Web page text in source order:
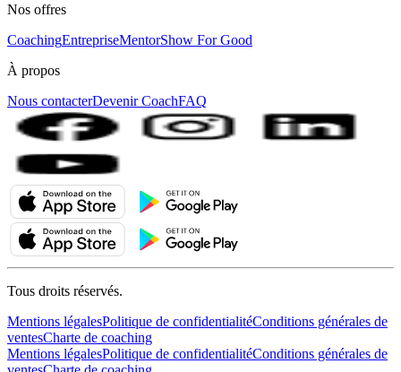
Nos offres
CoachingEntrepriseMentorShow For Good
À propos
Nous contacterDevenir CoachFAQ
Tous droits réservés.
Mentions légalesPolitique de confidentialitéConditions générales de
ventesCharte de coaching
Mentions légalesPolitique de confidentialitéConditions générales de